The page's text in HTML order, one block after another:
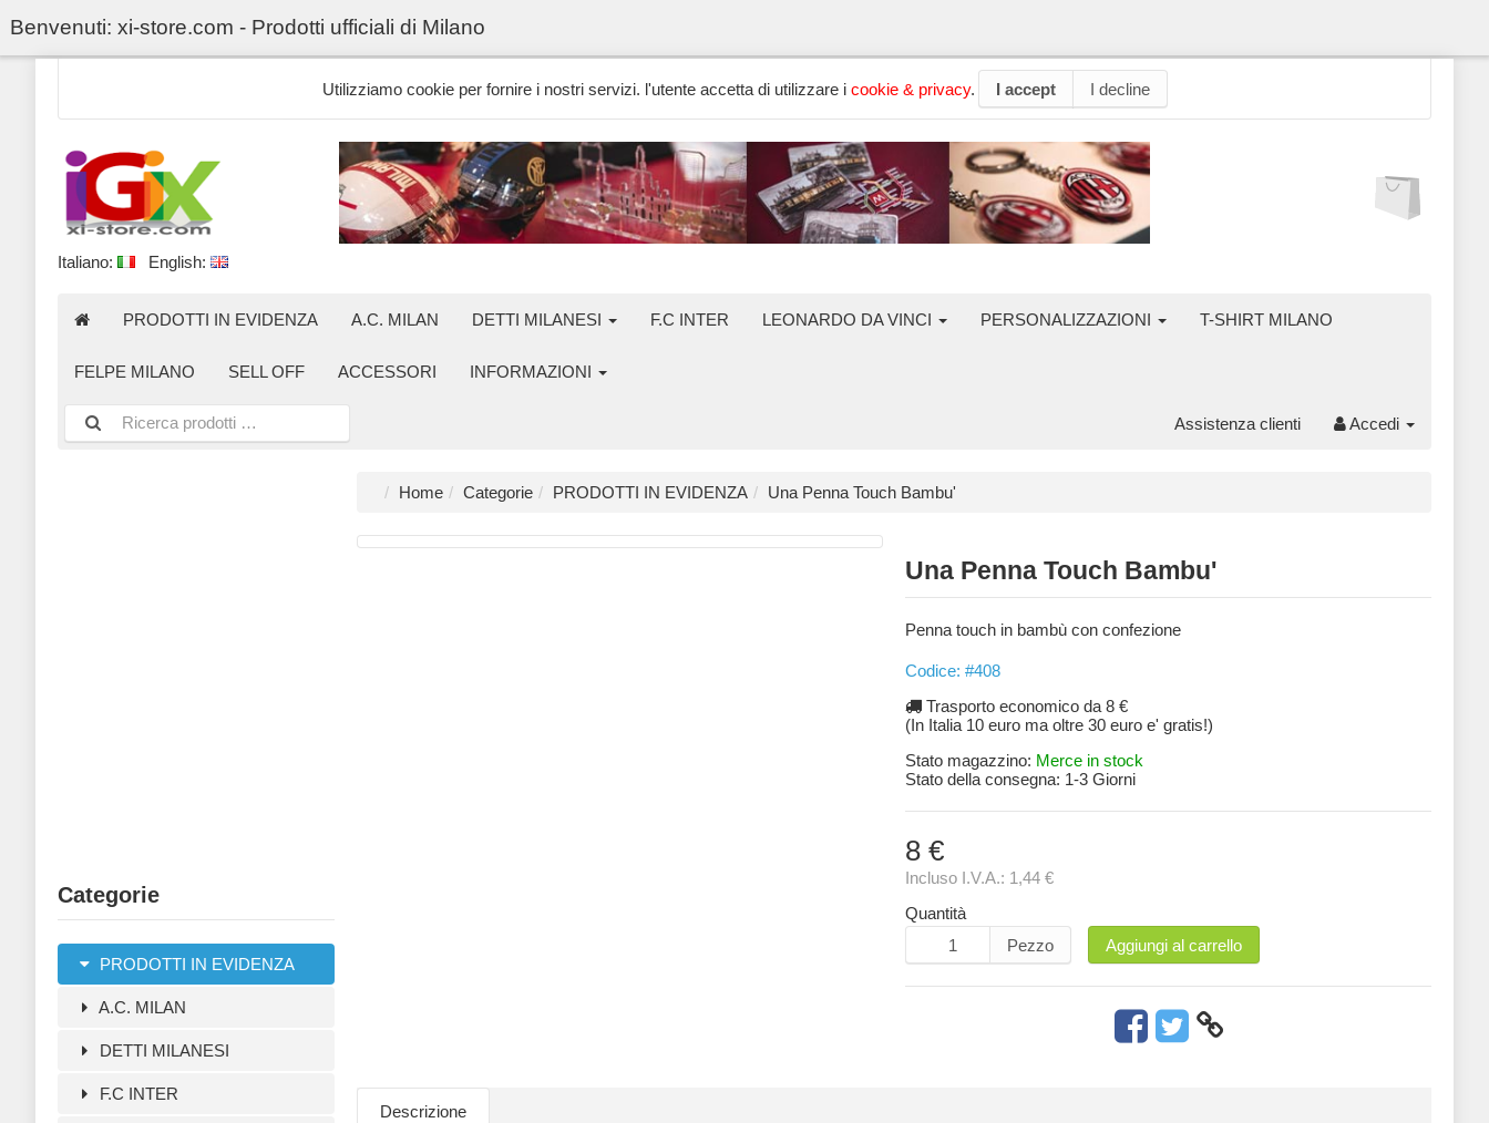
Benvenuti: xi-store.com - Prodotti ufficiali di Milano
Utilizziamo cookie per fornire i nostri servizi. l'utente accetta di utilizzare i cookie & privacy. I accept I decline
Italiano: English:
PRODOTTI IN EVIDENZA A.C. MILAN DETTI MILANESI F.C INTER LEONARDO DA VINCI PERSONALIZZAZIONI T-SHIRT MILANO
FELPE MILANO SELL OFF ACCESSORI INFORMAZIONI
Assistenza clienti Accedi
Categorie
PRODOTTI IN EVIDENZA
A.C. MILAN
DETTI MILANESI
F.C INTER
Home Categorie PRODOTTI IN EVIDENZA Una Penna Touch Bambu'
Una Penna Touch Bambu'
Penna touch in bambù con confezione
Codice: #408
Trasporto economico da 8 €
(In Italia 10 euro ma oltre 30 euro e' gratis!)
Stato magazzino: Merce in stock
Stato della consegna: 1-3 Giorni
8 €
Incluso I.V.A.: 1,44 €
Quantità
Pezzo
Aggiungi al carrello
Descrizione